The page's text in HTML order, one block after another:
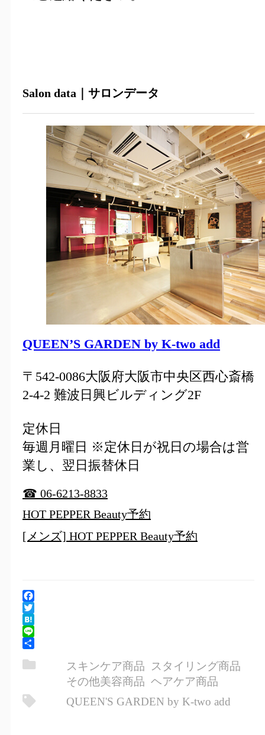
Salon data｜サロンデータ
QUEEN’S GARDEN by K-two add
〒542-0086大阪府大阪市中央区西心斎橋
2-4-2 難波日興ビルディング2F
定休日
毎週月曜日 ※定休日が祝日の場合は営
業し、翌日振替休日
☎ 06-6213-8833
HOT PEPPER Beauty予約
[メンズ] HOT PEPPER Beauty予約
Facebook
Twitter
Hatena
Line
有
スキンケア商品
スタイリング商品
その他美容商品 ヘアケア商品
QUEEN'S GARDEN by K-two add